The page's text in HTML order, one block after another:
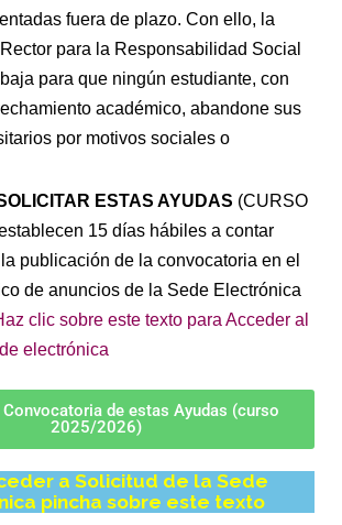
fuera de plazo. Con ello, la
para la Responsabilidad Social
para que ningún estudiante, con
académico, abandone sus
por motivos sociales o
ESTAS AYUDAS (CURSO
15 días hábiles a contar
publicación de la convocatoria en el
de anuncios de la Sede Electrónica
clic sobre este texto para Acceder al
electrónica
de estas Ayudas (curso
2025/2026)
a Solicitud de la Sede
pincha sobre este texto